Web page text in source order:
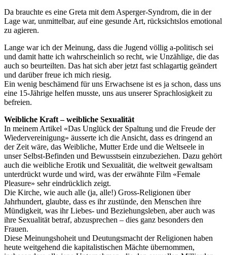
Da brauchte es eine Greta mit dem Asperger-Syndrom, die in der
Lage war, unmittelbar, auf eine gesunde Art, rücksichtslos emotional
zu agieren.
Lange war ich der Meinung, dass die Jugend völlig a-politisch sei
und damit hatte ich wahrscheinlich so recht, wie Unzählige, die das
auch so beurteilten. Das hat sich aber jetzt fast schlagartig geändert
und darüber freue ich mich riesig.
Ein wenig beschämend für uns Erwachsene ist es ja schon, dass uns
eine 15-Jährige helfen musste, uns aus unserer Sprachlosigkeit zu
befreien.
Weibliche Kraft – weibliche Sexualität
In meinem Artikel «Das Unglück der Spaltung und die Freude der
Wiedervereinigung» äusserte ich die Ansicht, dass es dringend an
der Zeit wäre, das Weibliche, Mutter Erde und die Weltseele in
unser Selbst-Befinden und Bewusstsein einzubeziehen. Dazu gehört
auch die weibliche Erotik und Sexualität, die weltweit gewaltsam
unterdrückt wurde und wird, was der erwähnte Film «Female
Pleasure» sehr eindrücklich zeigt.
Die Kirche, wie auch alle (ja, alle!) Gross-Religionen über
Jahrhundert, glaubte, dass es ihr zustünde, den Menschen ihre
Mündigkeit, was ihr Liebes- und Beziehungsleben, aber auch was
ihre Sexualität betraf, abzusprechen – dies ganz besonders den
Frauen.
Diese Meinungshoheit und Deutungsmacht der Religionen haben
heute weitgehend die kapitalistischen Mächte übernommen,